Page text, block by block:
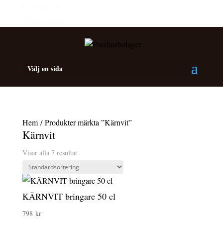
Välj en sida
Hem/ Produkter märkta ”Kärnvit”
Kärnvit
Visar alla 7 resultat
KÄRNVIT bringare 50 cl
798 kr